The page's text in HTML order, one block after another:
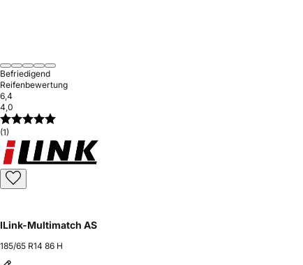
Befriedigend
Reifenbewertung
6,4
4,0
(1)
ILink-Multimatch AS
185/65 R14 86 H